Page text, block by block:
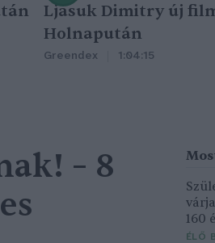
Ljasuk Dimitry új
Holnapután
Greendex 1:04:15
– 8
160
ÉLŐ